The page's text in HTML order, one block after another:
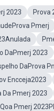
2023 Prova
Pmerj
DaPmerj 2023
DaProva
Encceja2023
Da Pmerj 2023
Pmerj